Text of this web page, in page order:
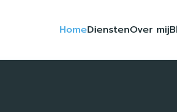
HomeDienstenOver mij